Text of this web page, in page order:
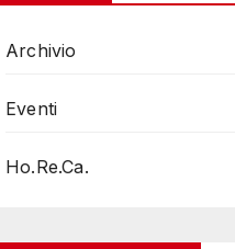
Archivio
Eventi
Ho.Re.Ca.